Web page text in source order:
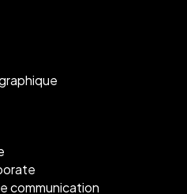
communication